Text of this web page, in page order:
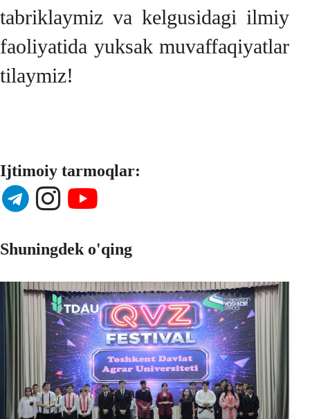
tabriklaymiz va kelgusidagi ilmiy
faoliyatida yuksak muvaffaqiyatlar
tilaymiz!
Ijtimoiy tarmoqlar:
Shuningdek o'qing